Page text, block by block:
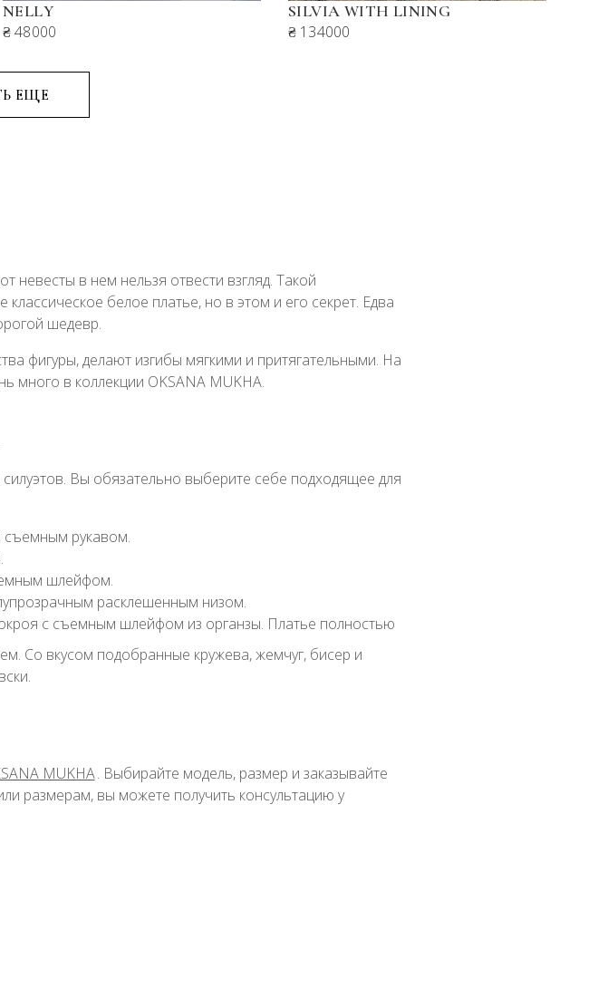
NELLY
₴ 48000
SILVIA WITH LINING
₴ 134000
невесты в нем нельзя отвести взгляд. Такой
белое платье, но в этом и его секрет. Едва
шедевр.
фигуры, делают изгибы мягкими и притягательными. На
много в коллекции OKSANA MUKHA.
Вы обязательно выберите себе подходящее для
съемным рукавом.
шлейфом.
расклешенным низом.
с съемным шлейфом из органзы. Платье полностью
Со вкусом подобранные кружева, жемчуг, бисер и
MUKHA. Выбирайте модель, размер и заказывайте
размерам, вы можете получить консультацию у